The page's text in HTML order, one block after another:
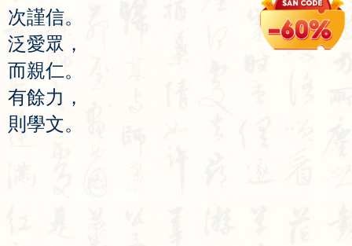
次謹信。
泛愛眾 ，
而親仁。
有餘力 ，
則 學文。